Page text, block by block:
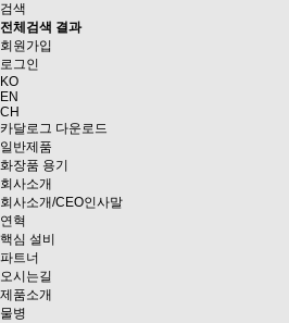
검색
전체검색 결과
회원가입
로그인
KO
EN
CH
카달로그 다운로드
일반제품
화장품 용기
회사소개
회사소개/CEO인사말
연혁
핵심 설비
파트너
오시는길
제품소개
물병